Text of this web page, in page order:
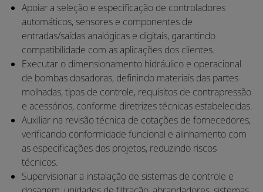
Apoiar a seleção e especificação de controladores
automáticos, sensores e componentes de
entradas/saídas analógicas e digitais, garantindo
compatibilidade com as aplicações dos clientes.
Executar o dimensionamento hidráulico e operacional
de bombas dosadoras, definindo materiais das partes
molhadas, tipos de controle, requisitos de contrapressão
e acessórios, conforme diretrizes técnicas estabelecidas.
Auxiliar na revisão técnica de cotações de fornecedores,
verificando conformidade funcional e alinhamento com
as especificações dos projetos, reduzindo riscos
técnicos.
Supervisionar a instalação de sistemas de controle e